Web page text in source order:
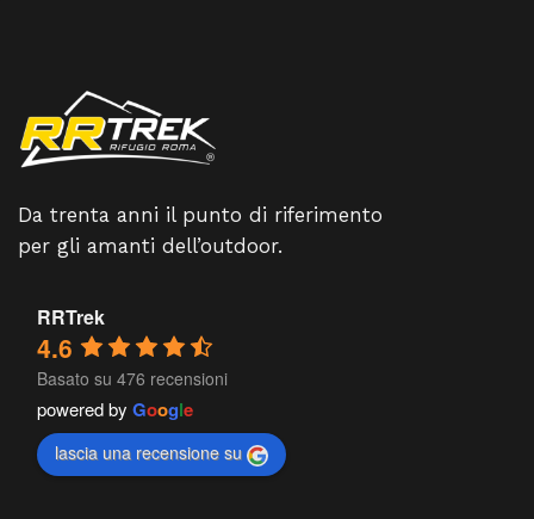
Da trenta anni il punto di riferimento
per gli amanti dell’outdoor.
RRTrek
4.6
Basato su 476 recensioni
powered by Google
lascia una recensione su